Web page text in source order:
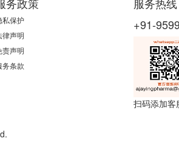
私保护
律声明
责声明
务条款
+91-
扫码添加